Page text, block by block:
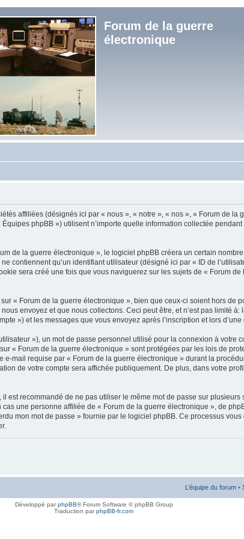
Forum de la guerre
électronique
affiliées (désignés ici par « nous », « notre », « nos », « Forum de la
phpBB ») utilisent n’importe quelle information collectée
de la guerre électronique », le logiciel phpBB créera un certain
contiennent qu’un identifiant utilisateur (désigné ici par « ID de
sera créé une fois que vous naviguerez sur les sujets de « Forum
« Forum de la guerre électronique », bien que ceux-ci soient hors de
envoyez et que nous collectons. Ceci peut être, et n’est pas limité
») et les messages que vous envoyez après l’inscription et lors
»), un mot de passe personnel utilisé pour la connexion à votre
« Forum de la guerre électronique » sont protégées par les lois de
mail requise par « Forum de la guerre électronique » durant la
de votre compte sera affichée publiquement. De plus, dans votre
recommandé de ne pas utiliser le même mot de passe sur
une personne affiliée de « Forum de la guerre électronique », de
mon mot de passe » fournie par le logiciel phpBB. Ce processus
L’équipe du forum •
Développé parphpBB® Forum Software © phpBB Group
Traduction parphpBB-fr.com